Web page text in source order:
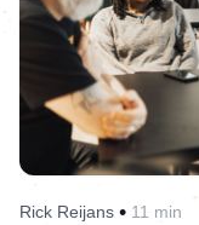
Rick Reijans • 11 min